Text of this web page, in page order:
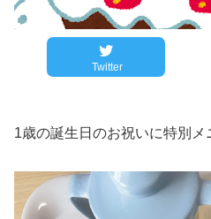
Twitter
1歳の誕生日のお祝いに特別メ